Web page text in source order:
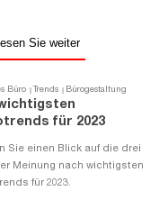
Sie weiter
Büro Trends Bürogestaltung
für 2023
Sie einen Blick auf die drei
Meinung nach wichtigsten
für 2023.